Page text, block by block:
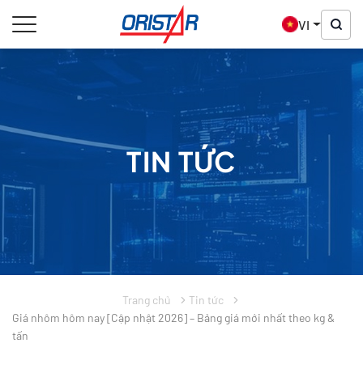
VI
TIN TỨC
Trang chủ
Tin tức
Giá nhôm hôm nay [Cập nhật 2026] – Bảng giá mới nhất theo kg &
tấn